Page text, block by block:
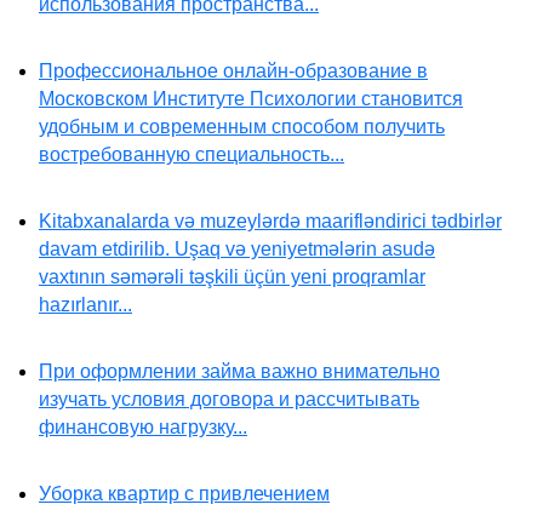
использования пространства...
Профессиональное онлайн-образование в
Московском Институте Психологии становится
удобным и современным способом получить
востребованную специальность...
Kitabxanalarda və muzeylərdə maarifləndirici tədbirlər
davam etdirilib. Uşaq və yeniyetmələrin asudə
vaxtının səmərəli təşkili üçün yeni proqramlar
hazırlanır...
При оформлении займа важно внимательно
изучать условия договора и рассчитывать
финансовую нагрузку...
Уборка квартир с привлечением